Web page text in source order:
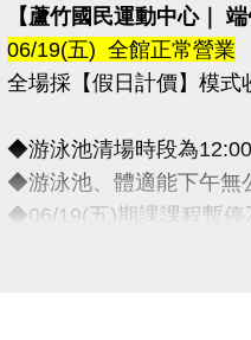
-IG : @luzhusports
【蘆竹國民運動中心｜
06/19(五) 全館正常營業
全場採【假日計價】模式
◆游泳池清場時段為
◆游泳池、體適能下午無
◆06/19(五)期課課程暫停